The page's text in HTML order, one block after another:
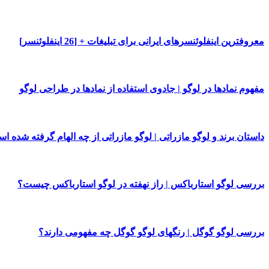
معروفترین اینفلوئنسرهای ایرانی برای تبلیغات + [26 اینفلوئنسر]
مفهوم نمادها در لوگو | جادوی استفاده از نمادها در طراحی لوگو
داستان برند و لوگو مازراتی | لوگو مازراتی از چه الهام گرفته شده
بررسی لوگو استارباکس | راز نهفته در لوگو استارباکس چیست؟
بررسی لوگو گوگل | رنگهای لوگو گوگل چه مفهومی دارند؟